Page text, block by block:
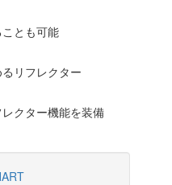
とも可能
リフレクター
クター機能を装備